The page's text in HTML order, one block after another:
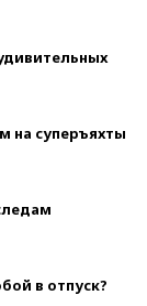
на суперъяхты
в отпуск?